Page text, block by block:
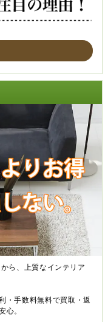
ら、上質なインテリア
・手数料無料で買取・返
心。